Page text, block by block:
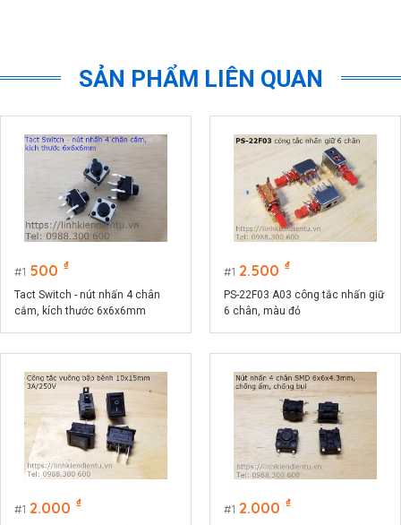
SẢN PHẨM LIÊN QUAN
1 500 ₫
Tact Switch - nút nhấn 4 chân
cắm, kích thước 6x6x6mm
1 2.500 ₫
PS-22F03 A03 công tắc nhấn giữ
6 chân, màu đỏ
1 2.000 ₫ 1 2.000 ₫